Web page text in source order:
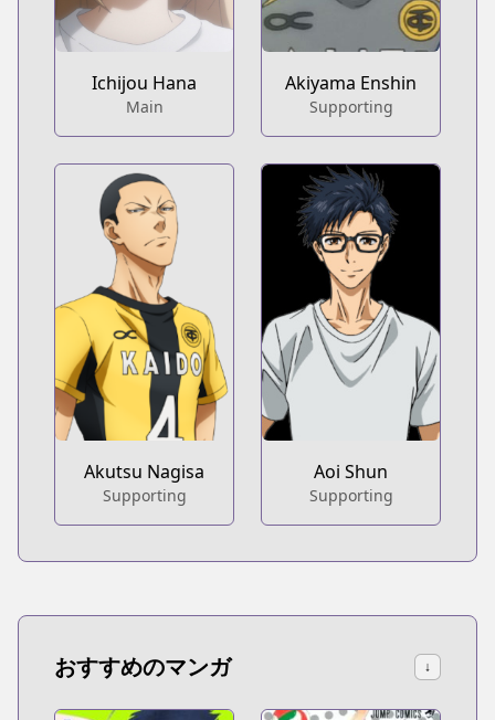
Ichijou Hana
Main
Akiyama Enshin
Supporting
Akutsu Nagisa
Supporting
Aoi Shun
Supporting
おすすめのマンガ ↓